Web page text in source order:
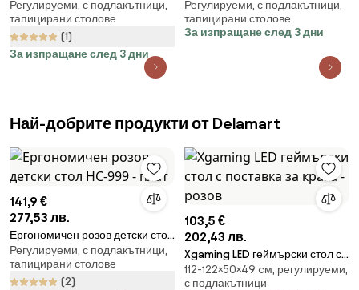
HERO Minecraft
Регулируеми, с подлакътници,
тапицирани столове
(1)
За изпращане след 3 дни
Colorful
Регулируеми, с подлакътници,
тапицирани столове
За изпращане след 3 дни
Най-добрите продукти от Delamart
141,9 €
277,53 лв.
Ергономичен розов детски стол
HC-999 - плат
Регулируеми, с подлакътници,
тапицирани столове
(2)
103,5 €
202,43 лв.
Xgaming LED геймърски стол с
поставка за крака - розов
112-122×50×49 cм, регулируеми,
с подлакътници